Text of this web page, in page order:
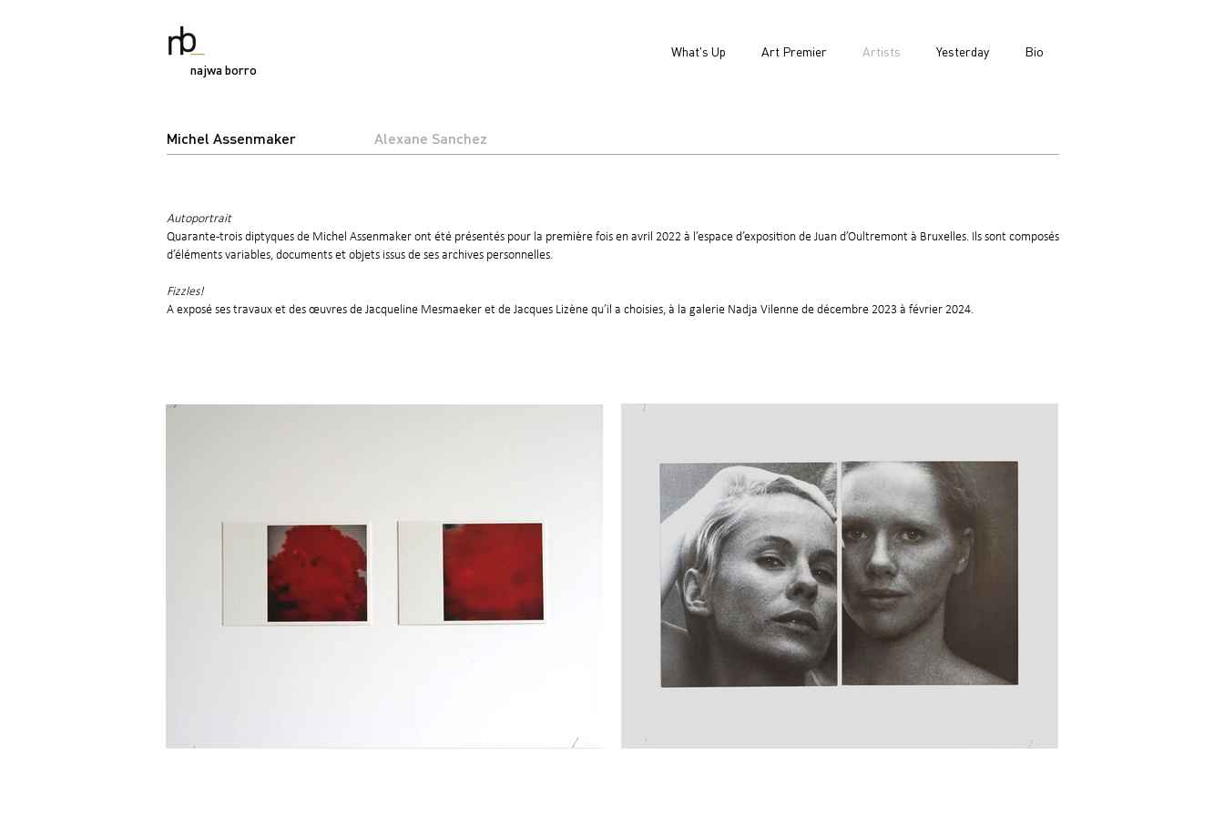
najwa borro
What's Up Art Premier Artists Yesterday Bio
Michel Assenmaker Alexane Sanchez
Autoportrait
Quarante-trois diptyques de Michel Assenmaker ont été présentés pour la première fois en avril 2022 à l’espace d’exposition de Juan d’Oultremont à Bruxelles. Ils sont composés
d’éléments variables, documents et objets issus de ses archives personnelles.
Fizzles!
A exposé ses travaux et des œuvres de Jacqueline Mesmaeker et de Jacques Lizène qu’il a choisies, à la galerie Nadja Vilenne de décembre 2023 à février 2024.